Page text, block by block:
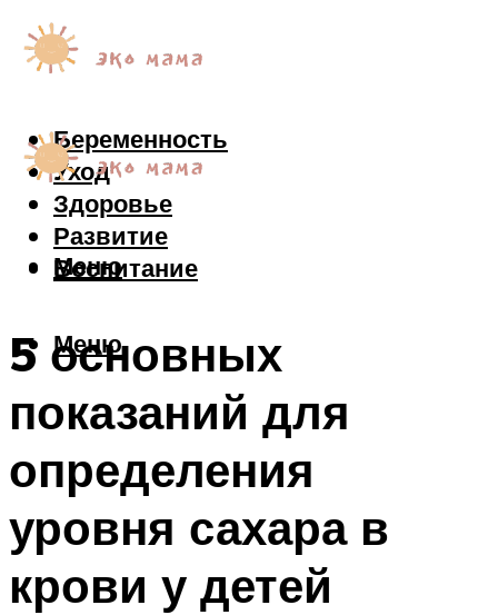
Беременность
Уход
Здоровье
Развитие
Воспитание
Меню
Меню
5 основных
показаний для
определения
уровня сахара в
крови у детей